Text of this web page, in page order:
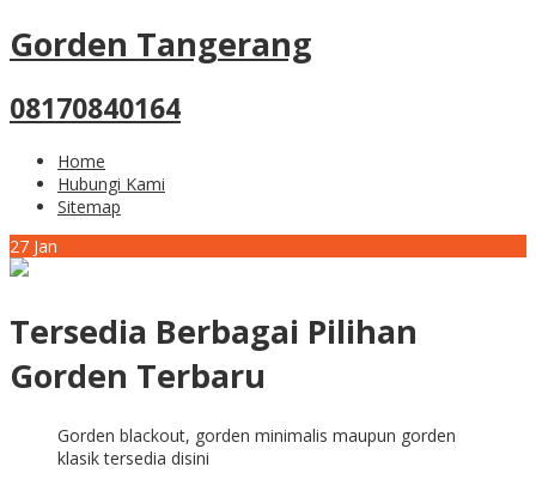
Gorden Tangerang
08170840164
Home
Hubungi Kami
Sitemap
27 Jan
Tersedia Berbagai Pilihan
Gorden Terbaru
Gorden blackout, gorden minimalis maupun gorden
klasik tersedia disini